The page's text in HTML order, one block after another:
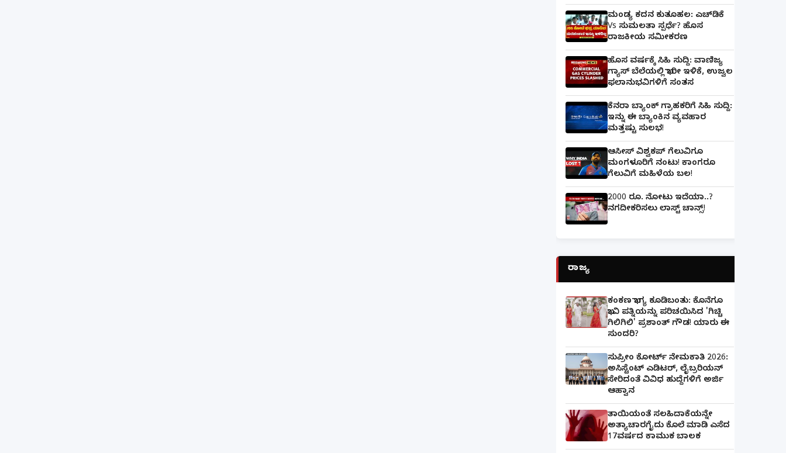
ಮಂಡ್ಯ ಕದನ ಕುತೂಹಲ: ಎಚ್‌ಡಿಕೆ
Vs ಸುಮಲತಾ ಸ್ಪರ್ಧೆ? ಹೊಸ
ರಾಜಕೀಯ ಸಮೀಕರಣ
ಹೊಸ ವರ್ಷಕ್ಕೆ ಸಿಹಿ ಸುದ್ದಿ: ವಾಣಿಜ್ಯ
ಗ್ಯಾಸ್‌ ಬೆಲೆಯಲ್ಲಿ ಭಾರೀ ಇಳಿಕೆ, ಉಜ್ವಲ
ಫಲಾನುಭವಿಗಳಿಗೆ ಸಂತಸ
ಕೆನರಾ ಬ್ಯಾಂಕ್‌ ಗ್ರಾಹಕರಿಗೆ ಸಿಹಿ ಸುದ್ದಿ:
ಇನ್ನು ಈ ಬ್ಯಾಂಕಿನ ವ್ಯವಹಾರ
ಮತ್ತಷ್ಟು ಸುಲಭ!
ಆಸೀಸ್ ವಿಶ್ವಕಪ್ ಗೆಲುವಿಗೂ
ಮಂಗಳೂರಿಗೆ ನಂಟು! ಕಾಂಗರೂ
ಗೆಲುವಿಗೆ ಮಹಿಳೆಯ ಬಲ!
2000 ರೂ. ನೋಟು ಇದೆಯಾ..?
ನಗದೀಕರಿಸಲು ಲಾಸ್ಟ್‌ ಚಾನ್ಸ್‌!
ರಾಜ್ಯ
ಕಂಕಣ ಭಾಗ್ಯ ಕೂಡಿಬಂತು: ಕೊನೆಗೂ
ಭಾವಿ ಪತ್ನಿಯನ್ನು ಪರಿಚಯಿಸಿದ 'ಗಿಚ್ಚಿ
ಗಿಲಿಗಿಲಿ' ಪ್ರಶಾಂತ್ ಗೌಡ! ಯಾರು ಈ
ಸುಂದರಿ?
ಸುಪ್ರೀಂ ಕೋರ್ಟ್ ನೇಮಕಾತಿ 2026:
ಅಸಿಸ್ಟೆಂಟ್ ಎಡಿಟರ್, ಲೈಬ್ರರಿಯನ್
ಸೇರಿದಂತೆ ವಿವಿಧ ಹುದ್ದೆಗಳಿಗೆ ಅರ್ಜಿ
ಆಹ್ವಾನ
ತಾಯಿಯಂತೆ ಸಲಹಿದಾಕೆಯನ್ನೇ
ಅತ್ಯಾಚಾರಗೈದು ಕೊಲೆ ಮಾಡಿ ಎಸೆದ
17ವರ್ಷದ ಕಾಮುಕ ಬಾಲಕ